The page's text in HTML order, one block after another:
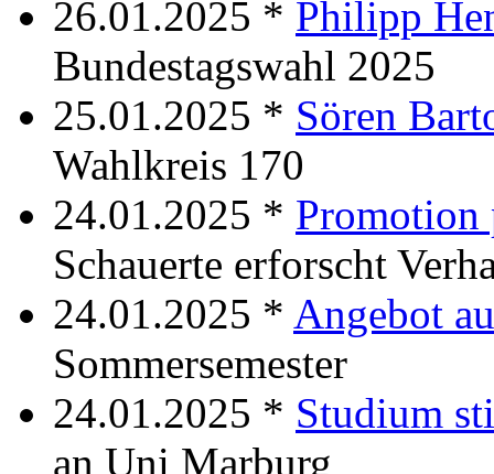
26.01.2025 * Philipp
Bundestagswahl 2025
25.01.2025 * Sören
Wahlkreis 170
24.01.2025 * Promotion
Schauerte erforscht
24.01.2025 * Angebot
Sommersemester
24.01.2025 * Studium
an Uni Marburg